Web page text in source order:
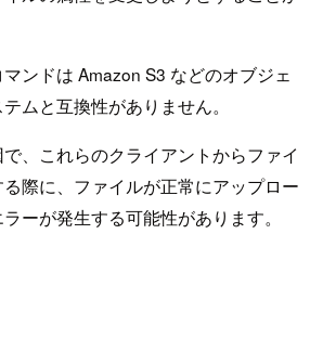
ンドは Amazon S3 などのオブジェ
ムと互換性がありません。
、これらのクライアントからファイ
際に、ファイルが正常にアップロー
ーが発生する可能性があります。